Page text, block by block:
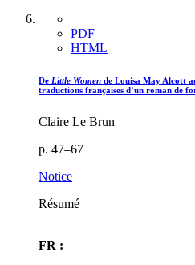
PDF
HTML
De Little Women de Louisa May Alcott
traductions françaises d’un roman de
Claire Le Brun
p. 47–67
Notice
Résumé
FR :